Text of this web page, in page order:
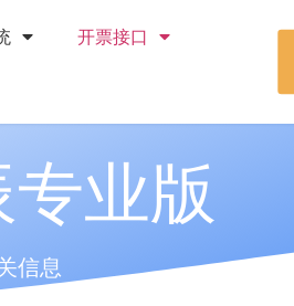
开票接口
业版
信息